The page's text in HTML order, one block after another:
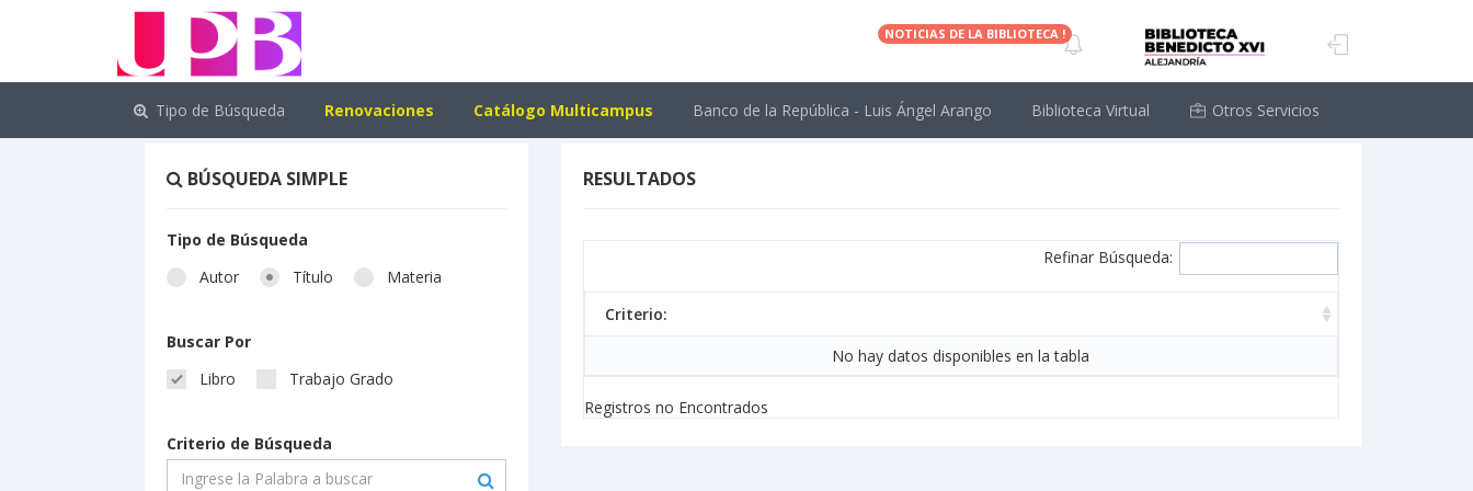
NOTICIAS DE LA BIBLIOTECA !
Toggle
Sidebar
Tipo de Búsqueda
Renovaciones Catálogo Multicampus Banco de la República - Luis Ángel Arango Biblioteca Virtual Otros Servicios
BÚSQUEDA SIMPLE
Tipo de Búsqueda
Autor
Título Materia
Buscar Por
Libro
Trabajo Grado
Criterio de Búsqueda
RESULTADOS
Refinar Búsqueda:
Criterio:
No hay datos disponibles en la tabla
Registros no Encontrados